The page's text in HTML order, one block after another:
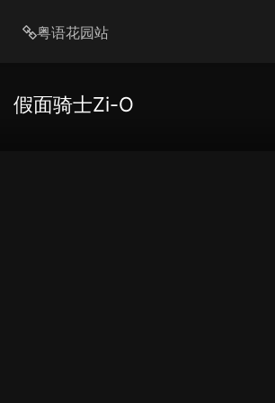
粤语花园站
假面骑士Zi-O